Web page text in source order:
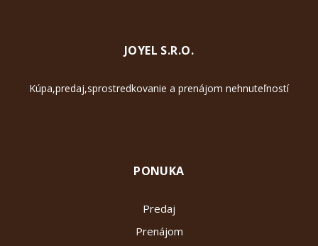
JOYEL S.R.O.
Kúpa,predaj,sprostredkovanie a prenájom nehnuteľností
PONUKA
Predaj
Prenájom